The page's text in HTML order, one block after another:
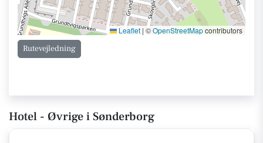
Leaflet | ©OpenStreetMapcontributors
Rutevejledning
Hotel - Øvrige i Sønderborg